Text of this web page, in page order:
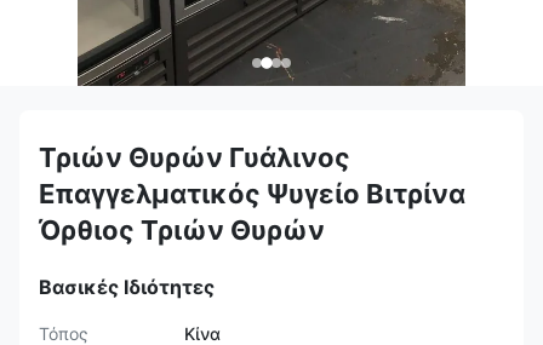
Τριών Θυρών Γυάλινος
Επαγγελματικός Ψυγείο Βιτρίνα
Όρθιος Τριών Θυρών
Βασικές Ιδιότητες
Τόπος
Κίνα